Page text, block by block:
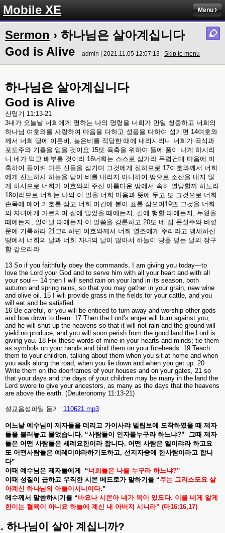
Mobile XE Menu
Sermon › 하나님은 살아계십니다
God is Alive
admin | 2021.11.05 12:07:13 | Skip to menu
하나님은 살아계십니다
God is Alive
신명기 11:13-21
3내가 오늘날 너희에게 명하는 나의 명령을 너희가 만일 청종하고 너희의
하나님 여호와를 사랑하여 마음을 다하고 성품을 다하여 섬기면 14여호와
께서 너희 땅에 이른비 , 늦은비를 적당한 때에 내리시리니 너희가 곡식과
포도주와 기름을 얻을 것이요 15또 육축을 위하여 들에 풀이 나게 하시리
니 네가 먹고 배부를 것이라 16너희는 스스로 삼가라 두렵건대 마음에 미
혹하여 돌이켜 다른 신들을 섬기며 그것에게 절하므로 17여호와께서 너희
에게 진노하사 하늘을 닫아 비를 내리지 아니하여 땅으로 소산을 내지 않
게 하시므로 너희가 여호와의 주신 아름다운 땅에서 속히 멸망할까 하노라
18이러므로 너희는 나의 이 말을 너희 마음과 뜻에 두고 또 그것으로 너희
손목에 매어 기호를 삼고 너희 미간에 붙여 표를 삼으며 19또 그것을 너희
의 자녀에게 가르치며 집에 앉았을 때에든지 , 길에 행할 때에든지 , 누웠을
때에든지 , 일어날 때에든지 이 말씀을 강론하고 20또 네 집 문설주와 바깥
문에 기록하라 21그리하면 여호와께서 너희 열조에게 주리라고 맹세하신
땅에서 너희의 날과 너희 자녀의 날이 많아서 하늘이 땅을 덮는 날의 장구
함 같으리라
13 So if you faithfully obey the commands, I am giving you today—to
love the Lord your God and to serve him with all your heart and with all
your soul— 14 then I will send rain on your land in its season, both
autumn and spring rains, so that you may gather in your grain, new wine
and olive oil. 15 I will provide grass in the fields for your cattle, and you
will eat and be satisfied.
16 Be careful, or you will be enticed to turn away and worship other gods
and bow down to them. 17 Then the Lord’s anger will burn against you,
and he will shut up the heavens so that it will not rain and the ground will
yield no produce, and you will soon perish from the good land the Lord is
giving you. 18 Fix these words of mine in your hearts and minds; tie them
as symbols on your hands and bind them on your foreheads. 19 Teach
them to your children, talking about them when you sit at home and when
you walk along the road, when you lie down and when you get up. 20
Write them on the doorframes of your houses and on your gates, 21 so
that your days and the days of your children may be many in the land the
Lord swore to give your ancestors, as many as the days that the heavens
are above the earth. (Deuteronomy 11:13-21)
설교음성파일 듣기 :110621.mp3
어느날 예수님이 제자들을 데리고 가이사랴 빌립보에 도착하였을 때 제자
들을 불러놓고 물었습니다. “사람들이 인자를누구라 하느냐?” 그때 제자
들은 어떤 사람들은 세례요한이라 합니다. 어떤 사람은 엘이랴라 하고요
또 어떤사람들은 예레미야라하기도하고, 선지자중에 한사람이라고 합니
다”
이때 예수님은 제자들에게 “너희들은 나를 누구라 하느냐?”
이때 성질이 급하고 우직한 시몬 베드로가 말하기를 “주는 그리스도요 살
아계신 하나님의 아들이시니이다.”
에수께서 말씀하시기를 “바요나 시몬아 네가 복이 있도다. 이를 네게 알게
한이는 혈육이 아니요 하늘에 계신 내 아버지 시니라” (마16:16,17)
하나님이 살아 계십니까?